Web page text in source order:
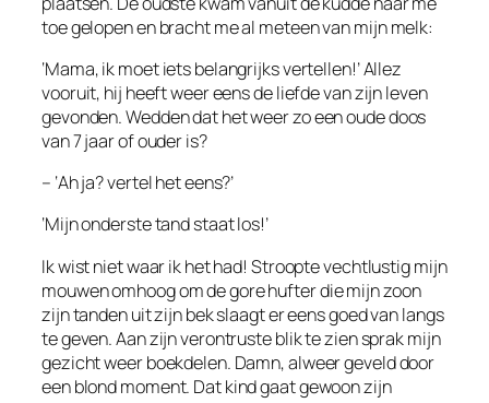
toe gelopen en bracht me al meteen van mijn melk:
‘Mama, ik moet iets belangrijks vertellen!’ Allez
vooruit, hij heeft weer eens de liefde van zijn leven
gevonden. Wedden dat het weer zo een oude doos
van 7 jaar of ouder is?
– ‘Ah ja? vertel het eens?’
‘Mijn onderste tand staat los!’
Ik wist niet waar ik het had! Stroopte vechtlustig mijn
mouwen omhoog om de gore hufter die mijn zoon
zijn tanden uit zijn bek slaagt er eens goed van langs
te geven. Aan zijn verontruste blik te zien sprak mijn
gezicht weer boekdelen. Damn, alweer geveld door
een blond moment. Dat kind gaat gewoon zijn